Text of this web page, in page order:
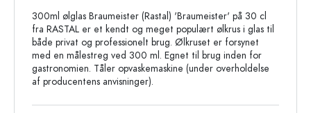
300ml ølglas Braumeister (Rastal) 'Braumeister' på 30 cl
fra RASTAL er et kendt og meget populært ølkrus i glas til
både privat og professionelt brug. Ølkruset er forsynet
med en målestreg ved 300 ml. Egnet til brug inden for
gastronomien. Tåler opvaskemaskine (under overholdelse
af producentens anvisninger).